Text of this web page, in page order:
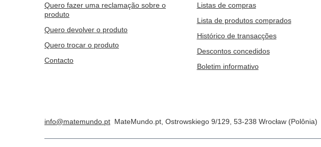
Quero fazer uma reclamação sobre o
produto
Quero devolver o produto
Quero trocar o produto
Contacto
Listas de compras
Lista de produtos comprados
Histórico de transacções
Descontos concedidos
Boletim informativo
info@matemundo.pt MateMundo.pt Ostrowskiego 9/129 53-238 Wrocław (Polônia)